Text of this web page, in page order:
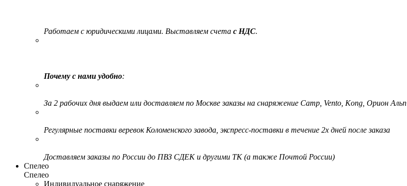
Работаем с юридическими лицами. Выставляем счета с НДС.
Почему с нами удобно:
За 2 рабочих дня выдаем или доставляем по Москве заказы на снаряжение Camp, Vento, Kong, Орион Альп
Регулярные поставки веревок Коломенского завода, экспресс-поставки в течение 2х дней после заказа
Доставляем заказы по России до ПВЗ СДЕК и другими ТК (а также Почтой России)
Спелео
Спелео
Индивидуальное снаряжение